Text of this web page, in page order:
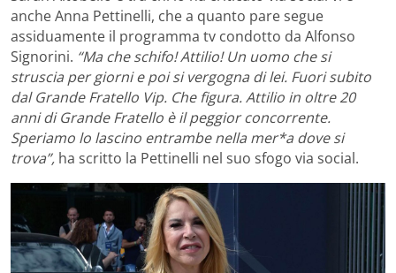
anche Anna Pettinelli, che a quanto pare segue
assiduamente il programma tv condotto da Alfonso
Signorini. “Ma che schifo! Attilio! Un uomo che si
struscia per giorni e poi si vergogna di lei. Fuori subito
dal Grande Fratello Vip. Che figura. Attilio in oltre 20
anni di Grande Fratello è il peggior concorrente.
Speriamo lo lascino entrambe nella mer*a dove si
trova”, ha scritto la Pettinelli nel suo sfogo via social.